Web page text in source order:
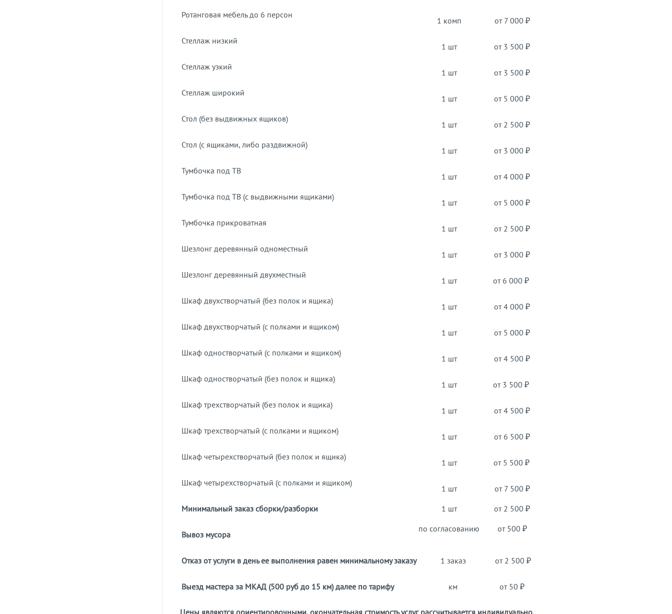
Ротанговая мебель до 6 персон
1 комп
от 7 000 ₽
Стеллаж низкий
1 шт
от 3 500 ₽
Стеллаж узкий
1 шт
от 3 500 ₽
Стеллаж широкий
1 шт
от 5 000 ₽
Стол (без выдвижных ящиков)
1 шт
от 2 500 ₽
Стол (с ящиками, либо раздвижной)
1 шт
от 3 000 ₽
Тумбочка под ТВ
1 шт
от 4 000 ₽
Тумбочка под ТВ (с выдвижными ящиками)
1 шт
от 5 000 ₽
Тумбочка прикроватная
1 шт
от 2 500 ₽
Шезлонг деревянный одноместный
1 шт
от 3 000 ₽
Шезлонг деревянный двухместный
1 шт
от 6 000 ₽
Шкаф двухстворчатый (без полок и ящика)
1 шт
от 4 000 ₽
Шкаф двухстворчатый (с полками и ящиком)
1 шт
от 5 000 ₽
Шкаф одностворчатый (с полками и ящиком)
1 шт
от 4 500 ₽
Шкаф одностворчатый (без полок и ящика)
1 шт
от 3 500 ₽
Шкаф трехстворчатый (без полок и ящика)
1 шт
от 4 500 ₽
Шкаф трехстворчатый (с полками и ящиком)
1 шт
от 6 500 ₽
Шкаф четырехстворчатый (без полок и ящика)
1 шт
от 5 500 ₽
Шкаф четырехстворчатый (с полками и ящиком)
1 шт
от 7 500 ₽
Минимальный заказ сборки/разборки
1 шт от 2 500 ₽
Вывоз мусора
по согласованию от 500 ₽
Отказ от услуги в день ее выполнения равен минимальному заказу 1 заказ от 2 500 ₽
Выезд мастера за МКАД (500 руб до 15 км) далее по тарифу км от 50 ₽
Цены являются ориентировочными, окончательная стоимость услуг рассчитывается индивидуально.